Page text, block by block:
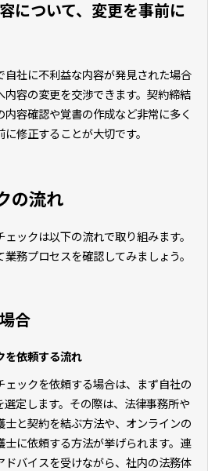
について、変更を事前に
自社に不利益な内容が発見された場合
内容の変更を交渉できます。契約締結
容確認や覚書の作成など非常に多く
修正することが大切です。
の流れ
ックは以下の流れで取り組みます。
務プロセスを確認してみましょう。
合
を依頼する流れ
ックを依頼する場合は、まず自社の
定します。その際は、法律事務所や
と契約を結ぶ方法や、オンラインの
に依頼する方法が挙げられます。連
バイスを受けながら、社内の法務体